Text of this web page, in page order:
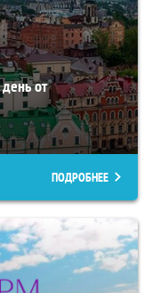
от
ПОДРОБНЕЕ